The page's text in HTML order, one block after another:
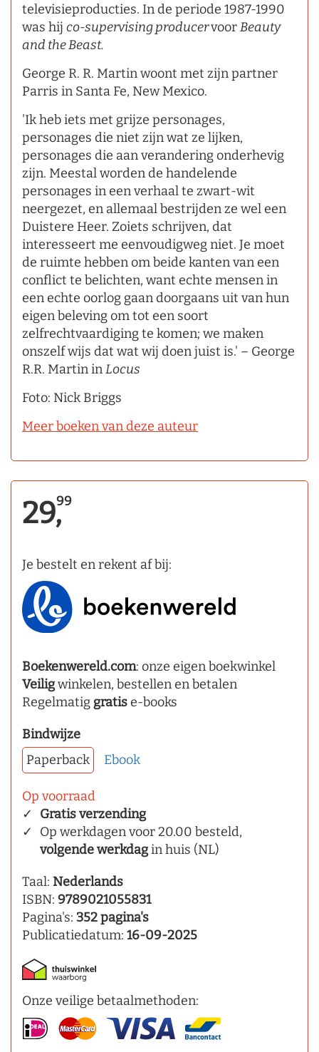
televisieproducties. In de periode 1987-1990
was hij co-supervising producervoorBeauty
and the Beast.
George R. R. Martin woont met zijn partner
Parris in Santa Fe, New Mexico.
'Ik heb iets met grijze personages,
personages die niet zijn wat ze lijken,
personages die aan verandering onderhevig
zijn. Meestal worden de handelende
personages in een verhaal te zwart-wit
neergezet, en allemaal bestrijden ze wel een
Duistere Heer. Zoiets schrijven, dat
interesseert me eenvoudigweg niet. Je moet
de ruimte hebben om beide kanten van een
conflict te belichten, want echte mensen in
een echte oorlog gaan doorgaans uit van hun
eigen beleving om tot een soort
zelfrechtvaardiging te komen; we maken
onszelf wijs dat wat wij doen juist is.' – George
R.R. Martin inLocus
Foto: Nick Briggs
Meer boeken van deze auteur
29,99
Je bestelt en rekent af bij:
Boekenwereld.com: onze eigen boekwinkel
Veiligwinkelen, bestellen en betalen
Regelmatig gratise-books
Bindwijze
Paperback
Ebook
Op voorraad
Gratis verzending
Op werkdagen voor 20.00 besteld,
volgende werkdagin huis (NL)
Taal: Nederlands
ISBN: 9789021055831
Pagina's: 352 pagina's
Publicatiedatum: 16-09-2025
Onze veilige betaalmethoden: